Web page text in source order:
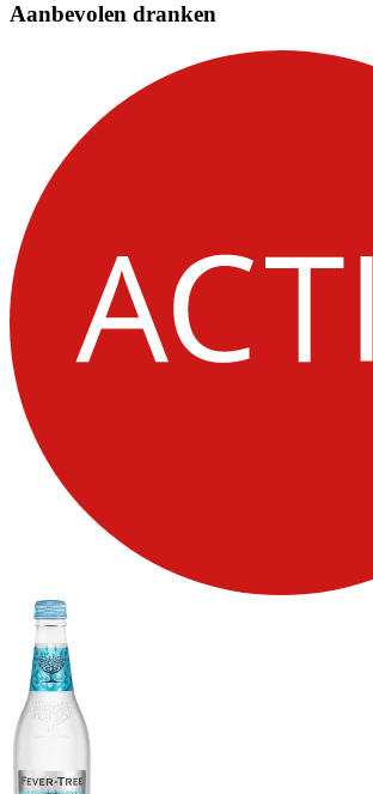
Aanbevolen dranken